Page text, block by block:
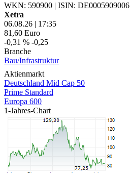
WKN: 590900 | ISIN: DE0005909006
Xetra
06.08.26 | 17:35
81,60 Euro
-0,31 % -0,25
Branche
Bau/Infrastruktur
Aktienmarkt
Deutschland Mid Cap 50
Prime Standard
Europa 600
1-Jahres-Chart